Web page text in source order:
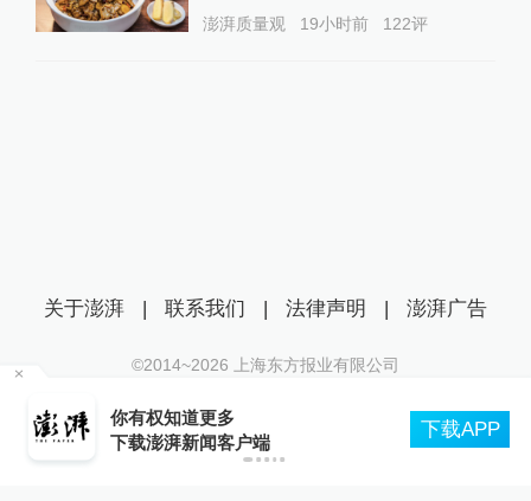
澎湃质量观 19小时前 122评
载APP
专家解读台风“白海豚”：强势逼近华东，或
见远洋强台风登陆我国
关于澎湃 | 联系我们 | 法律声明 | 澎湃广告
©2014~2026 上海东方报业有限公司
互联网新闻信息服务许可证：31120170006
沪公网安备 31010602000299号